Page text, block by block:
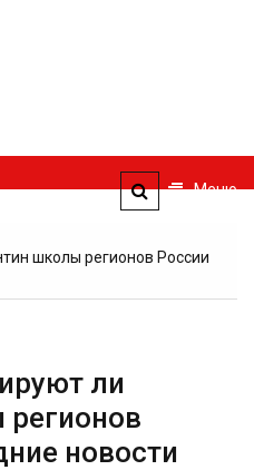
Меню
школы регионов России
ли
новости